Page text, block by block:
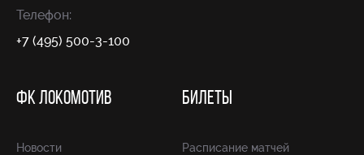
Телефон:
+7 (495) 500-3-100
ФК ЛОКОМОТИВ
Новости
БИЛЕТЫ
Расписание матчей